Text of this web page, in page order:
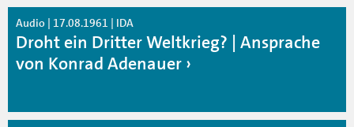
Audio | 17.08.1961 | IDA
Droht ein Dritter Weltkrieg? | Ansprache
von Konrad Adenauer